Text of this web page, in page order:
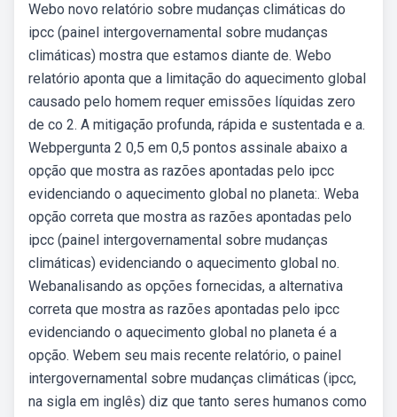
Webo novo relatório sobre mudanças climáticas do
ipcc (painel intergovernamental sobre mudanças
climáticas) mostra que estamos diante de. Webo
relatório aponta que a limitação do aquecimento global
causado pelo homem requer emissões líquidas zero
de co 2. A mitigação profunda, rápida e sustentada e a.
Webpergunta 2 0,5 em 0,5 pontos assinale abaixo a
opção que mostra as razões apontadas pelo ipcc
evidenciando o aquecimento global no planeta:. Weba
opção correta que mostra as razões apontadas pelo
ipcc (painel intergovernamental sobre mudanças
climáticas) evidenciando o aquecimento global no.
Webanalisando as opções fornecidas, a alternativa
correta que mostra as razões apontadas pelo ipcc
evidenciando o aquecimento global no planeta é a
opção. Webem seu mais recente relatório, o painel
intergovernamental sobre mudanças climáticas (ipcc,
na sigla em inglês) diz que tanto seres humanos como